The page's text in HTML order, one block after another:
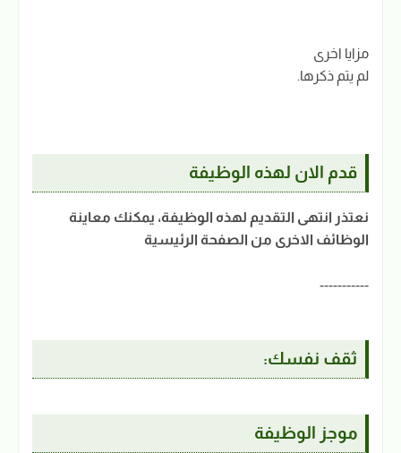
مزايا اخرى
لم يتم ذكرها.
قدم الان لهذه الوظيفة
نعتذر انتهى التقديم لهذه الوظيفة، يمكنك معاينة
الوظائف الاخرى من الصفحة الرئيسية
-----------
ثقف نفسك:
موجز الوظيفة